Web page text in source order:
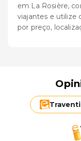
em La Rosière,
viajantes e utilize
por preço,